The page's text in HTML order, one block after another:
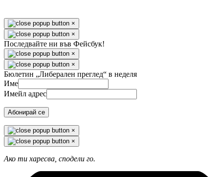
×
×
Последвайте ни във Фейсбук!
×
×
Бюлетин „Либерален преглед“ в неделя
Име
Имейл адрес
Абонирай се
×
×
Ако ти харесва, сподели го.